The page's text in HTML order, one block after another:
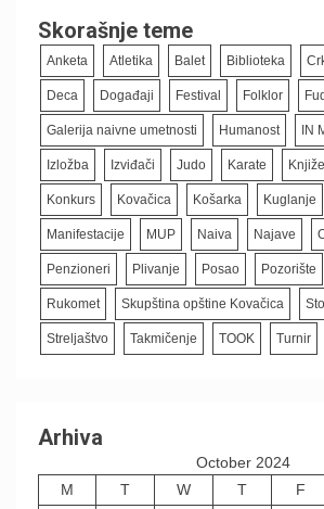
Skorašnje teme
Anketa Atletika Balet Biblioteka
Deca Događaji Festival Folklor
Galerija naivne umetnosti Humanost IN
Izložba Izviđači Judo Karate
Konkurs Kovačica Košarka Kuglanje
Manifestacije MUP Naiva Najave
Penzioneri Plivanje Posao Pozorište
Rukomet Skupština opštine Kovačica
Streljaštvo Takmičenje TOOK Turnir
Arhiva
October 2024
M
T W T F